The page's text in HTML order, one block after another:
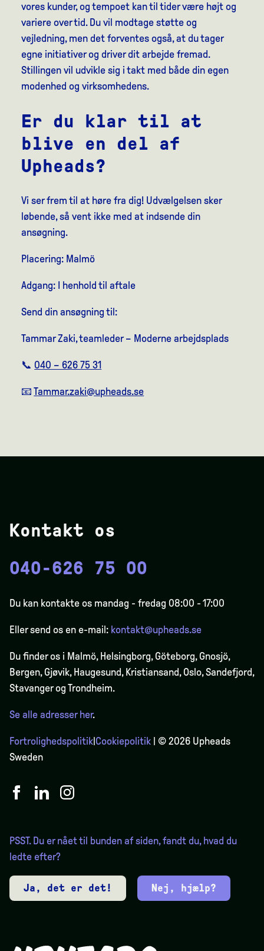
vores kunder, og tempoet kan til tider være højt og
variere over tid. Du vil modtage støtte og
vejledning, men det forventes også, at du tager
egne initiativer og driver dit arbejde fremad.
Stillingen vil udvikle sig i takt med både din egen
modenhed og virksomhedens.
Er du klar til at
blive en del af
Upheads?
Vi ser frem til at høre fra dig! Udvælgelsen sker
løbende, så vent ikke med at indsende din
ansøgning.
Placering: Malmö
Adgang: I henhold til aftale
Send din ansøgning til:
Tammar Zaki, teamleder – Moderne arbejdsplads
📞040 – 626 75 31
📧Tammar.zaki@upheads.se
Kontakt os
040-626 75 00
Du kan kontakte os mandag - fredag 08:00 - 17:00
Eller send os en e-mail: kontakt@upheads.se
Du finder os i Malmö, Helsingborg, Göteborg, Gnosjö,
Bergen,Gjøvik, Haugesund, Kristiansand, Oslo, Sandefjord,
Stavanger og Trondheim.
Se alle adresser her.
Fortrolighedspolitik Cookiepolitik | © 2026 Upheads
Sweden
PSST. Du er nået til bunden af siden, fandt du, hvad du
ledte efter?
Ja, det er det! Nej, hjælp?